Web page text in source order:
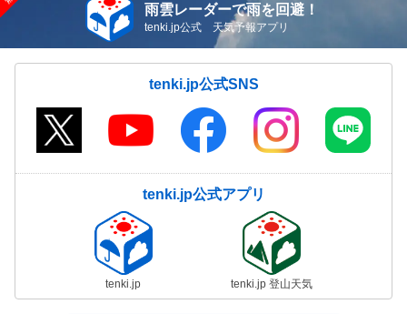
雨雲レーダーで雨を回避！
tenki.jp公式 天気予報アプリ
tenki.jp公式SNS
tenki.jp公式アプリ
tenki.jp tenki.jp 登山天気